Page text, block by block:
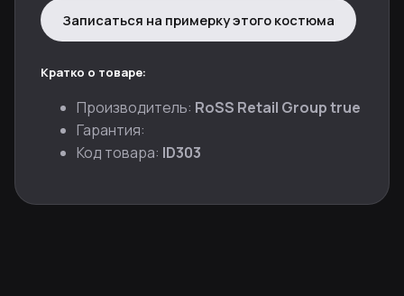
Записаться на примерку этого костюма
Кратко о товаре:
Производитель: RoSS Retail Group true
Гарантия:
Код товара: ID303